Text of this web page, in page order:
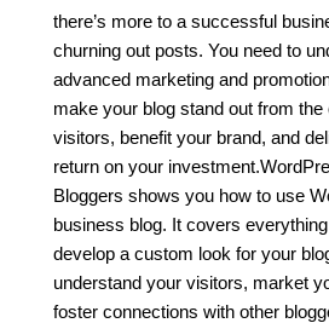
there’s more to a successful
churning out posts. You need to
advanced marketing and
make your blog stand out from
visitors, benefit your brand, and
return on your
Bloggers shows you how to use
business blog. It covers
develop a custom look for your
understand your visitors, market
foster connections with other